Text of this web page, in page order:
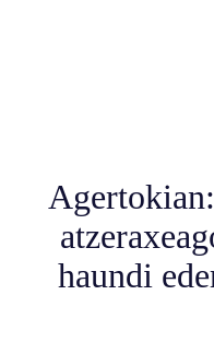
haundi